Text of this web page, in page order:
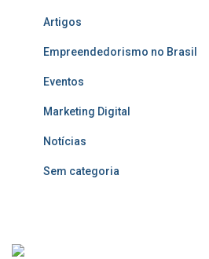
Artigos
Empreendedorismo no Brasil
Eventos
Marketing Digital
Notícias
Sem categoria